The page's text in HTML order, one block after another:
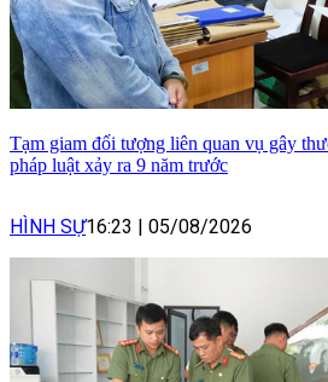
Tạm giam đối tượng liên quan vụ gây
pháp luật xảy ra 9 năm trước
HÌNH SỰ16:23 | 05/08/2026